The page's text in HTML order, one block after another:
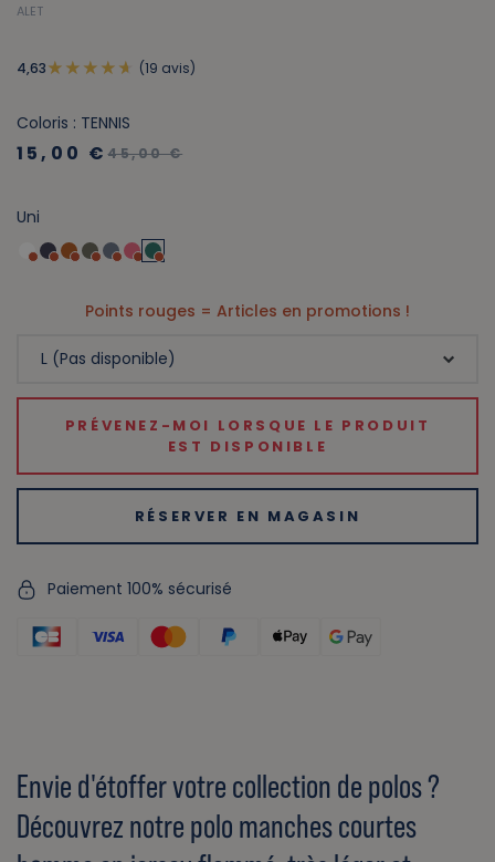
ALET
4,63 (19 avis)
Coloris : TENNIS
15,00 €45,00 €
Uni
Points rouges = Articles en promotions !
PRÉVENEZ-MOI LORSQUE LE PRODUIT
EST DISPONIBLE
RÉSERVER EN MAGASIN
Paiement 100% sécurisé
Envie d'étoffer votre collection de polos ?
Découvrez notre polo manches courtes